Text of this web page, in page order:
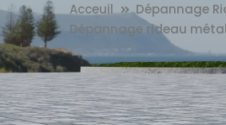
Acceuil
Dépannage
Dépannage rideau